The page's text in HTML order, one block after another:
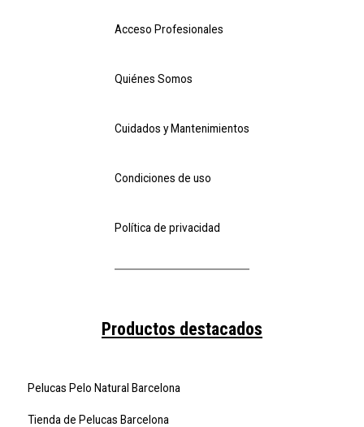
Acceso Profesionales
Quiénes Somos
Cuidados y Mantenimientos
Condiciones de uso
Política de privacidad
Productos destacados
Pelucas Pelo Natural Barcelona
Tienda de Pelucas Barcelona